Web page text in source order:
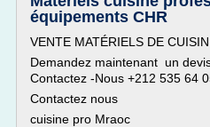
équipements CHR
VENTE MATÉRIELS DE
Demandez maintenant un
Contactez -Nous +212 535 64
Contactez nous
cuisine pro Mraoc